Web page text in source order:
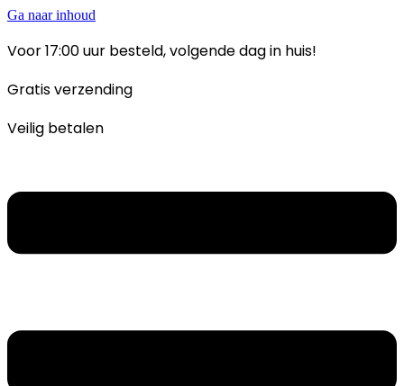
Ga naar inhoud
Voor 17:00 uur besteld, volgende dag in huis!
Gratis verzending
Veilig betalen